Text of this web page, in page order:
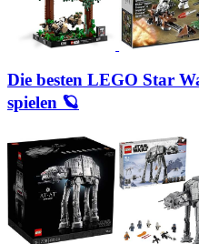
Die besten LEGO Star
spielen 🪐